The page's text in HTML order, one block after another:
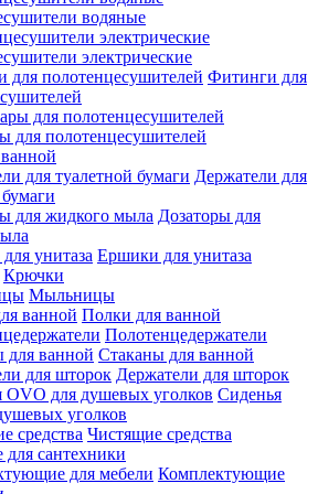
водяные
электрические
Фитинги для
для полотенцесушителей
Держатели для
Дозаторы для
Ершики для унитаза
Крючки
Мыльницы
Полки для ванной
Полотенцедержатели
Стаканы для ванной
Держатели для шторок
Сиденья
уголков
Чистящие средства
сантехники
Комплектующие